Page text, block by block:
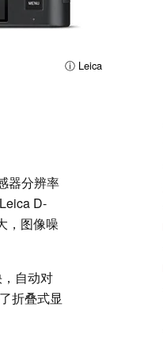
ⓘ Leica
器分辨率
D-
，图像噪
自动对
折叠式显